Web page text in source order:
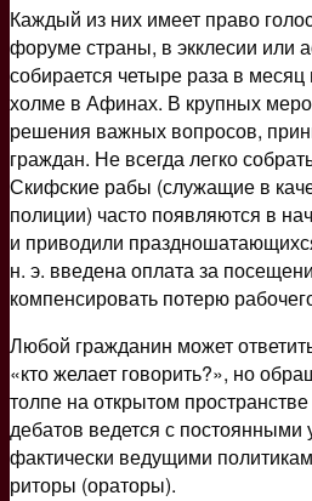
Каждый из них имеет право
форуме страны, в экклесии или
собирается четыре раза в
холме в Афинах. В крупных
решения важных вопросов,
граждан. Не всегда легко
Скифские рабы (служащие в
полиции) часто появляются в
и приводили
н. э. введена оплата за
компенсировать потерю
Любой гражданин может
«кто желает говорить?», но
толпе на открытом
дебатов ведется с
фактически ведущими
риторы (ораторы).